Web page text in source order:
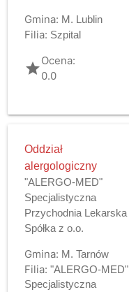
Gmina: M. Lublin
Filia: Szpital
gradeOcena:
0.0
Oddział
alergologiczny
"ALERGO-MED"
Specjalistyczna
Przychodnia Lekarska
Spółka z o.o.
Gmina: M. Tarnów
Filia: "ALERGO-MED"
Specjalistyczna